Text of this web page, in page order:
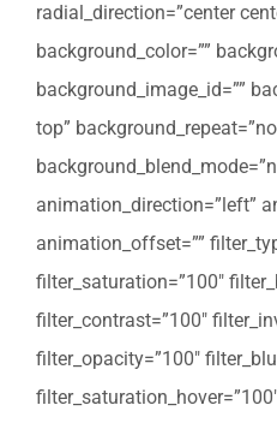
radial_direction=”center
background_color=””
background_image_id=””
top”
animation_direction=”left”
animation_offset=””
filter_saturation=”100″
filter_contrast=”100″
filter_opacity=”100″